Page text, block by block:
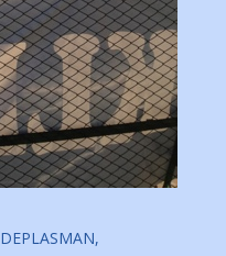
DEPLASMAN